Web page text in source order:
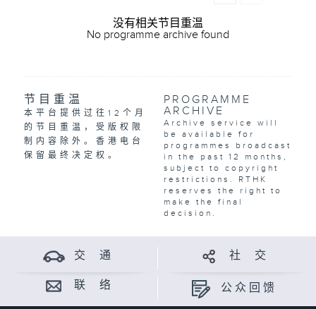
没有相关节目重温
No programme archive found
节目重温
本平台提供过往12个月
的节目重温，受版权限
制内容除外。香港电台
保留最终决定权。
PROGRAMME
ARCHIVE
Archive service will
be available for
programmes broadcast
in the past 12 months,
subject to copyright
restrictions. RTHK
reserves the right to
make the final
decision.
交 通 社 交
联 络 公众回馈